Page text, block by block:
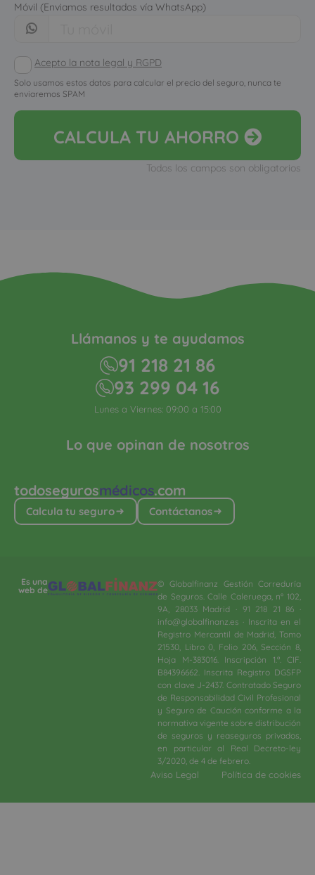
Móvil (Enviamos resultados vía WhatsApp)
Acepto la nota legal y RGPD
Solo usamos estos datos para calcular el precio del seguro, nunca te
enviaremos SPAM
CALCULA TU AHORRO
Todos los campos son obligatorios
todosegurosmédicos.com
Calcula tu seguro Contáctanos
Lo que opinan de nosotros
Llámanos y te ayudamos
91 218 21 86
93 299 04 16
Lunes a Viernes: 09:00 a 15:00
Es una
web de
© Globalfinanz Gestión Correduría
de Seguros. Calle Caleruega, nº 102,
9A, 28033 Madrid · 91 218 21 86 ·
info@globalfinanz.es · Inscrita en el
Registro Mercantil de Madrid, Tomo
21530, Libro 0, Folio 206, Sección 8,
Hoja M-383016. Inscripción 1.ª. CIF.
B84396662. Inscrita Registro DGSFP
con clave J-2437. Contratado Seguro
de Responsabilidad Civil Profesional
y Seguro de Caución conforme a la
normativa vigente sobre distribución
de seguros y reaseguros privados,
en particular al Real Decreto-ley
3/2020, de 4 de febrero.​
Aviso Legal Política de cookies